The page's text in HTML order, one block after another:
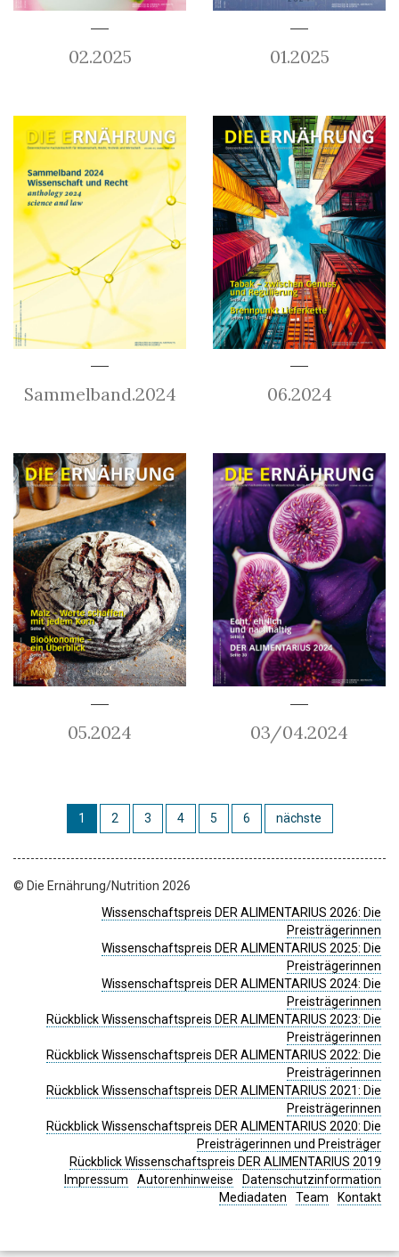
02.2025 01.2025
Sammelband.2024 06.2024
05.2024 03/04.2024
1 2 3 4 5 6 nächste
© Die Ernährung/Nutrition 2026
Wissenschaftspreis DER ALIMENTARIUS 2026: Die
Preisträgerinnen
Wissenschaftspreis DER ALIMENTARIUS 2025: Die
Preisträgerinnen
Wissenschaftspreis DER ALIMENTARIUS 2024: Die
Preisträgerinnen
Rückblick Wissenschaftspreis DER ALIMENTARIUS 2023: Die
Preisträgerinnen
Rückblick Wissenschaftspreis DER ALIMENTARIUS 2022: Die
Preisträgerinnen
Rückblick Wissenschaftspreis DER ALIMENTARIUS 2021: Die
Preisträgerinnen
Rückblick Wissenschaftspreis DER ALIMENTARIUS 2020: Die
Preisträgerinnen und Preisträger
Rückblick Wissenschaftspreis DER ALIMENTARIUS 2019
Impressum
Autorenhinweise
Datenschutzinformation
Mediadaten
Team Kontakt